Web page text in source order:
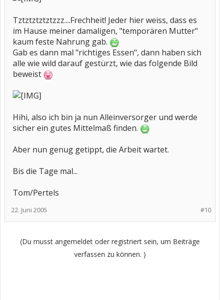
Tztztztztztzzz....Frechheit! Jeder hier weiss, dass es
im Hause meiner damaligen, "temporären Mutter"
kaum feste Nahrung gab.
Gab es dann mal "richtiges Essen", dann haben sich
alle wie wild darauf gestürzt, wie das folgende Bild
beweist
Hihi, also ich bin ja nun Alleinversorger und werde
sicher ein gutes Mittelmaß finden.
Aber nun genug getippt, die Arbeit wartet.
Bis die Tage mal...
Tom/Pertels
#10
22. Juni 2005
(Du musst angemeldet oder registriert sein, um Beiträge
verfassen zu können. )